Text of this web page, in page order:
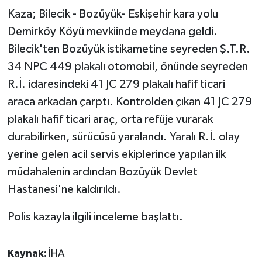
Kaza; Bilecik - Bozüyük- Eskişehir kara yolu
Demirköy Köyü mevkiinde meydana geldi.
Bilecik'ten Bozüyük istikametine seyreden Ş.T.R.
34 NPC 449 plakalı otomobil, önünde seyreden
R.İ. idaresindeki 41 JC 279 plakalı hafif ticari
araca arkadan çarptı. Kontrolden çıkan 41 JC 279
plakalı hafif ticari araç, orta refüje vurarak
durabilirken, sürücüsü yaralandı. Yaralı R.İ. olay
yerine gelen acil servis ekiplerince yapılan ilk
müdahalenin ardından Bozüyük Devlet
Hastanesi'ne kaldırıldı.
Polis kazayla ilgili inceleme başlattı.
Kaynak: İHA
İş Dünyası
Jandarma
Kadın
MAGAZİN
Otomobil